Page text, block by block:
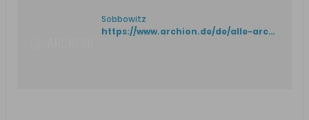
Sobbowitz
https://www.archion.de/de/alle-archive/berlin-/-brandenburg/evangelisches-zentralarchiv-in-berlin/kreis-dirschau-provinz-westpreussen/sobbowitz/18728